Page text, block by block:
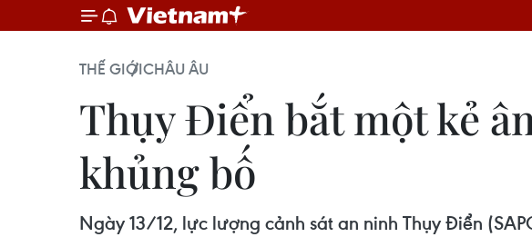
THẾ GIỚICHÂU ÂU
Thụy Điển bắt một kẻ
khủng bố
Ngày 13/12, lực lượng cảnh sát an ninh Thụy Điển